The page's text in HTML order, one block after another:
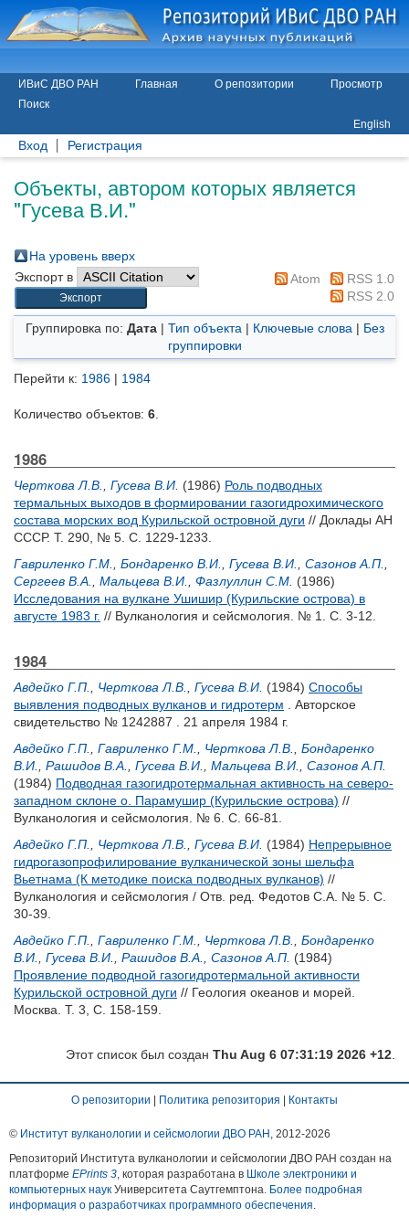
ИВиС ДВО РАН Главная О репозитории
Просмотр
Поиск
English
Вход Регистрация
Объекты, автором которых является
"Гусева В.И."
На уровень вверх
Экспорт в
Atom
RSS 1.0
RSS 2.0
Группировка по: Дата| Тип объекта | Ключевые слова | Без
группировки
Перейти к: 1986 | 1984
Количество объектов: 6
1986
Черткова Л.В. Гусева В.И. (1986) Роль подводных
термальных выходов в формировании газогидрохимического
состава морских вод Курильской островной дуги // Доклады АН
СССР. Т. 290, № 5. С. 1229-1233.
Гавриленко Г.М.
Бондаренко В.И. Гусева В.И. Сазонов А.П.
Сергеев В.А.
Мальцева В.И. Фазлуллин С.М. (1986)
Исследования на вулкане Ушишир (Курильские острова) в
августе 1983 г. // Вулканология и сейсмология. № 1. С. 3-12.
1984
Авдейко Г.П. Черткова Л.В. Гусева В.И. (1984) Способы
выявления подводных вулканов и гидротерм . Авторское
свидетельство № 1242887 . 21 апреля 1984 г.
Авдейко Г.П.
Гавриленко Г.М. Черткова Л.В.
Бондаренко
В.И.
Рашидов В.А. Гусева В.И. Мальцева В.И.
Сазонов А.П.
(1984) Подводная газогидротермальная активность на северо-
западном склоне о. Парамушир (Курильские острова) //
Вулканология и сейсмология. № 6. С. 66-81.
Авдейко Г.П.
Черткова Л.В. Гусева В.И. (1984) Непрерывное
гидрогазопрофилирование вулканической зоны шельфа
Вьетнама (К методике поиска подводных вулканов) //
Вулканология и сейсмология / Отв. ред. Федотов С.А. № 5. С.
30-39.
Авдейко Г.П.
Гавриленко Г.М. Черткова Л.В.
Бондаренко
В.И.
Гусева В.И. Рашидов В.А. Сазонов А.П. (1984)
Проявление подводной газогидротермальной активности
Курильской островной дуги // Геология океанов и морей.
Москва. Т. 3, С. 158-159.
Этот список был создан Thu Aug 6 07:31:19 2026 +12
О репозитории Политика репозитория Контакты
© Институт вулканологии и сейсмологии ДВО РАН , 2012-2026
Репозиторий Института вулканологии и сейсмологии ДВО РАН создан на
платформе EPrints 3, которая разработана в Школе электроники и
компьютерных наук Университета Саутгемптона. Более подробная
информация о разработчиках программного обеспечения.